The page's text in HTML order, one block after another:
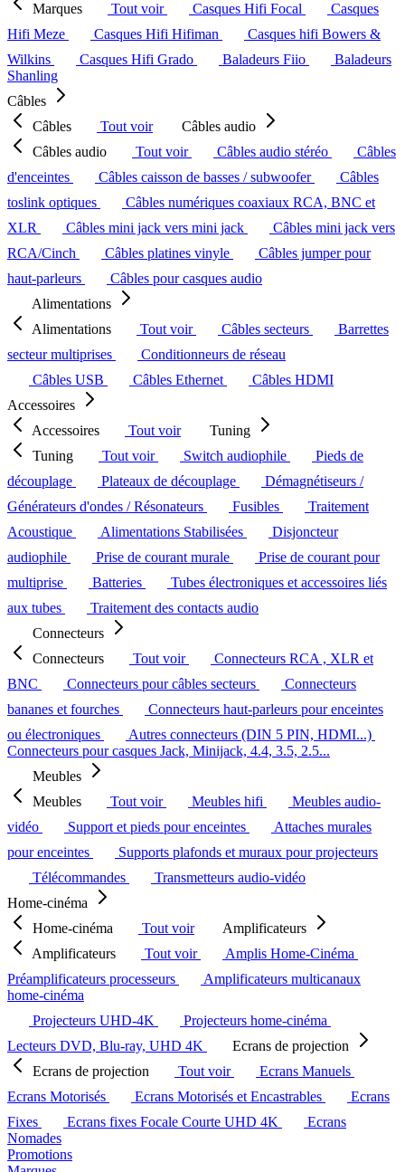
Marques
Tout voir Casques Hifi Focal
Casques
Hifi Meze
Casques Hifi Hifiman
Casques hifi Bowers &
Wilkins
Casques Hifi Grado Baladeurs Fiio
Baladeurs
Shanling
Câbles
Câbles
Tout voir
Câbles audio
Câbles audio
Tout voir Câbles audio stéréo
Câbles
d'enceintes
Câbles caisson de basses / subwoofer
Câbles
toslink optiques
Câbles numériques coaxiaux RCA, BNC et
XLR
Câbles mini jack vers mini jack
Câbles mini jack vers
RCA/Cinch
Câbles platines vinyle
Câbles jumper pour
haut-parleurs
Câbles pour casques audio
Alimentations
Alimentations
Tout voir Câbles secteurs
Barrettes
secteur multiprises
Conditionneurs de réseau
Câbles USB
Câbles Ethernet
Câbles HDMI
Accessoires
Accessoires
Tout voir
Tuning
Tuning
Tout voir Switch audiophile
Pieds de
découplage
Plateaux de découplage
Démagnétiseurs /
Générateurs d'ondes / Résonateurs
Fusibles
Traitement
Acoustique
Alimentations Stabilisées
Disjoncteur
audiophile
Prise de courant murale
Prise de courant pour
multiprise
Batteries
Tubes électroniques et accessoires liés
aux tubes
Traitement des contacts audio
Connecteurs
Connecteurs
Tout voir
Connecteurs RCA , XLR et
BNC
Connecteurs pour câbles secteurs
Connecteurs
bananes et fourches
Connecteurs haut-parleurs pour enceintes
ou électroniques
Autres connecteurs (DIN 5 PIN, HDMI...)
Connecteurs pour casques Jack, Minijack, 4.4, 3.5, 2.5...
Meubles
Meubles
Tout voir Meubles hifi
Meubles audio-
vidéo
Support et pieds pour enceintes
Attaches murales
pour enceintes
Supports plafonds et muraux pour projecteurs
Télécommandes
Transmetteurs audio-vidéo
Home-cinéma
Home-cinéma
Tout voir
Amplificateurs
Amplificateurs
Tout voir
Amplis Home-Cinéma
Préamplificateurs processeurs
Amplificateurs multicanaux
home-cinéma
Projecteurs UHD-4K
Projecteurs home-cinéma
Lecteurs DVD, Blu-ray, UHD 4K
Ecrans de projection
Ecrans de projection
Tout voir
Ecrans Manuels
Ecrans Motorisés
Ecrans Motorisés et Encastrables
Ecrans
Fixes
Ecrans fixes Focale Courte UHD 4K
Ecrans
Nomades
Promotions